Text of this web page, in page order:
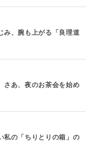
み、腕も上がる「良理道
さあ、夜のお茶会を始め
私の「ちりとりの箱」の